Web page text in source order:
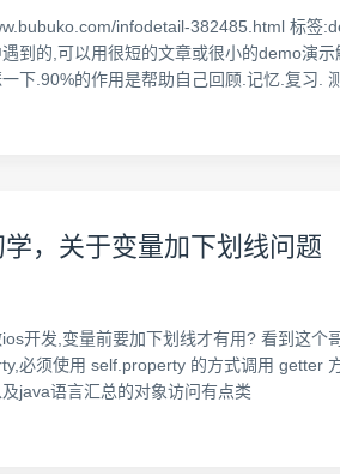
infodetail-382485.html 标
到的,可以用很短的文章或很小的demo演
下.90%的作用是帮助自己回顾.记忆.复习.
，关于变量加下划线问题
开发,变量前要加下划线才有用? 看到这
必须使用 self.property 的方式调用 getter
java语言汇总的对象访问有点类